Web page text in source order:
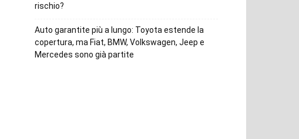
rischio?
Auto garantite più a lungo: Toyota estende la
copertura, ma Fiat, BMW, Volkswagen, Jeep e
Mercedes sono già partite